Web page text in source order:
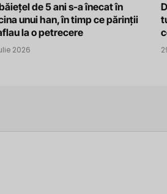
de 5 ani s-a înecat în
unui han, în timp ce părinții
la o petrecere
2026